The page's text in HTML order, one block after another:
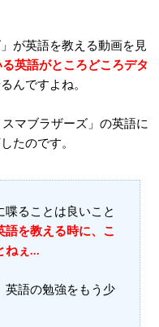
が英語を教える動画を見
英語がところどころデタ
んですよね。
マブラザーズ」の英語に
たのです。
ることは良いこと
語を教える時に、こ
ねぇ…
英語の勉強をもう少